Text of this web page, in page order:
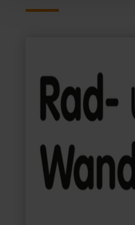
Rad-
Wanderbahnhof
Euskirchen